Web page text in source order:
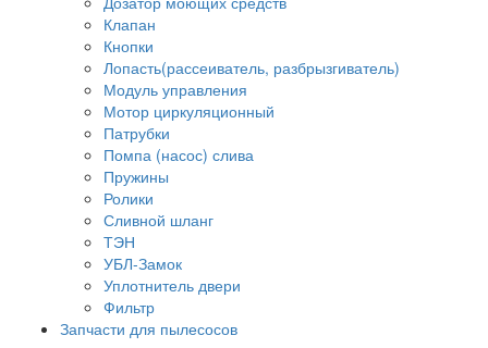
Клапан
Кнопки
Лопасть(рассеиватель, разбрызгиватель)
Модуль управления
Мотор циркуляционный
Патрубки
Помпа (насос) слива
Пружины
Ролики
Сливной шланг
ТЭН
УБЛ-Замок
Уплотнитель двери
Фильтр
Запчасти для пылесосов